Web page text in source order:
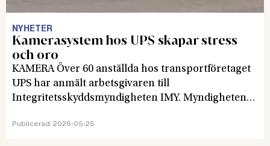
NYHETER
Kamerasystem hos UPS skapar stress
och oro
KAMERA Över 60 anställda hos transportföretaget
UPS har anmält arbetsgivaren till
Integritetsskyddsmyndigheten IMY. Myndigheten
anmälningarna.
Publicerad: 2026-05-25